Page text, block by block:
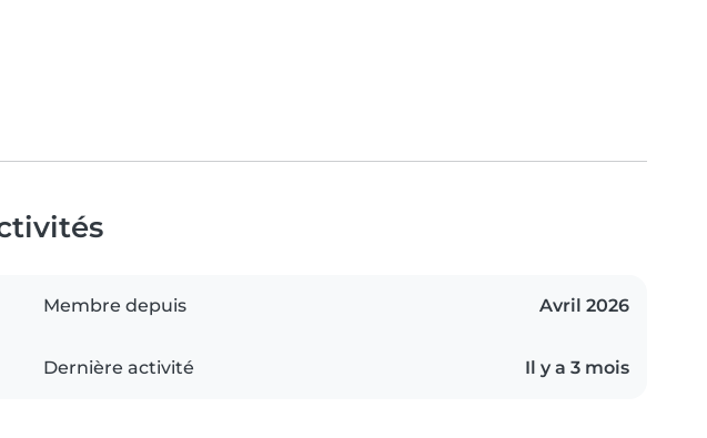
Membre depuis Avril 2026
Dernière activité Il y a 3 mois